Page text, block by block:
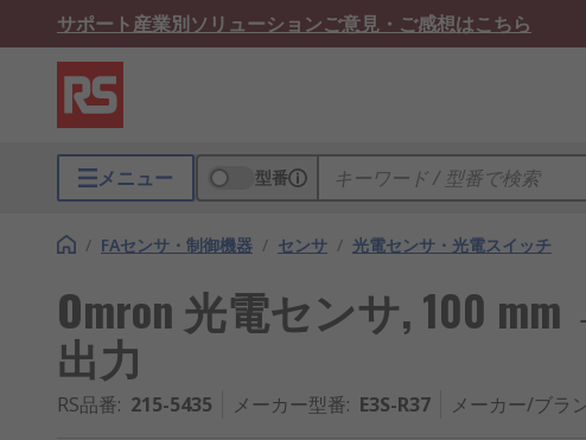
サポート産業別ソリューションご意見・ご感想はこちら
メニュー 型番
/ FAセンサ・制御機器 / センサ / 光電センサ・光電スイッチ
Omron 光電センサ, 100
出力
RS品番: 215-5435 メーカー型番: E3S-R37 メーカー/ブラ